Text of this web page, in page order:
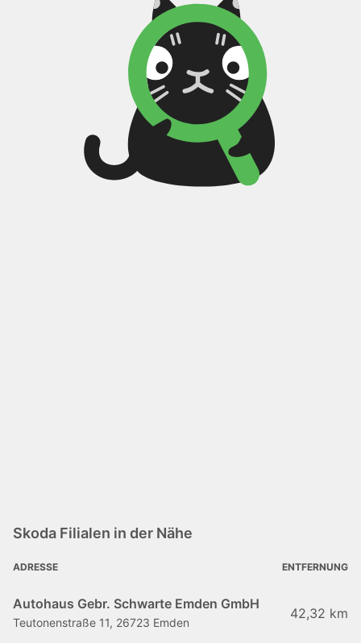
Skoda Filialen in der Nähe
ADRESSE ENTFERNUNG
Autohaus Gebr. Schwarte Emden GmbH
Teutonenstraße 11, 26723 Emden
42,32 km